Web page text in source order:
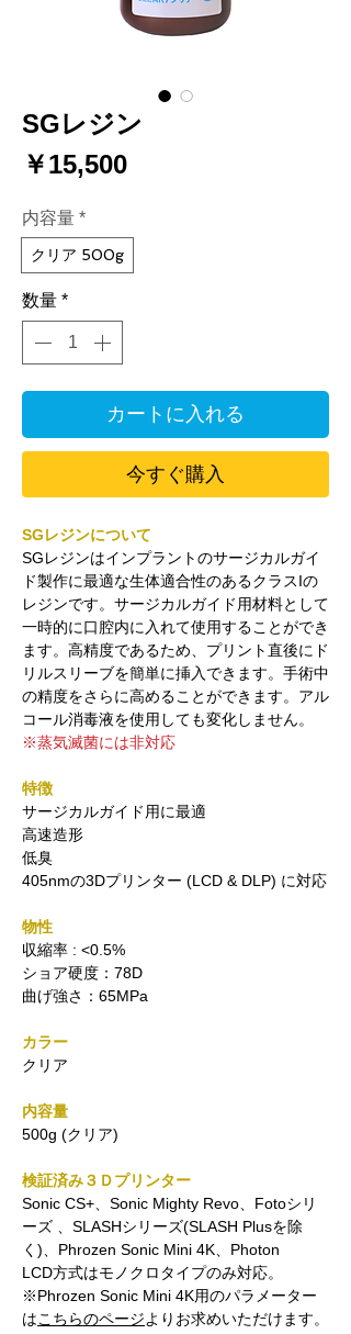
SGレジン
￥15,500価
内容量 *
クリア 500g
数量 *
カートに入れる
今すぐ購入
SGレジンについて
SGレジンはインプラントのサージカルガイ
ド製作に最適な生体適合性のあるクラスIの
レジンです。 サージカルガイド用材料として
一時的に口腔内に入れて使用することができ
ます。高精度であるため、プリント直後にド
リルスリーブを簡単に挿入できます。手術中
の精度をさらに高めることができます。アル
コール消毒液を使用しても変化しません。
※蒸気滅菌には非対応
特徴
サージカルガイド用に最適
高速造形
低臭
405nmの3Dプリンター (LCD & DLP) に対応
物性
収縮率 : <0.5%
ショア硬度：78D
曲げ強さ：65MPa
カラー
クリア
内容量
500g (クリア)
検証済み３Ｄプリンター
Sonic CS+、Sonic Mighty Revo、Fotoシリ
ーズ 、SLASHシリーズ(SLASH Plusを除
く)、Phrozen Sonic Mini 4K、Photon
LCD方式はモノクロタイプのみ対応。
※Phrozen Sonic Mini 4K用のパラメーター
はこちらのページよりお求めいただけます。